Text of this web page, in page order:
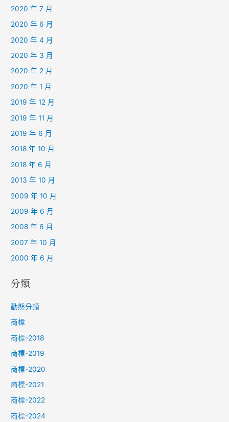
2020 年 7 月
2020 年 6 月
2020 年 4 月
2020 年 3 月
2020 年 2 月
2020 年 1 月
2019 年 12 月
2019 年 11 月
2019 年 6 月
2018 年 10 月
2018 年 6 月
2013 年 10 月
2009 年 10 月
2009 年 6 月
2008 年 6 月
2007 年 10 月
2000 年 6 月
分類
動態分類
商標
商標-2018
商標-2019
商標-2020
商標-2021
商標-2022
商標-2024